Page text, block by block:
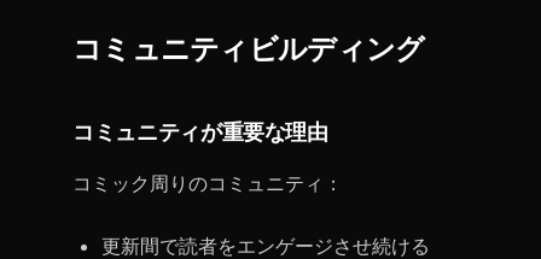
コミュニティビルディング
コミュニティが重要な理由
コミック周りのコミュニティ：
更新間で読者をエンゲージさせ続ける